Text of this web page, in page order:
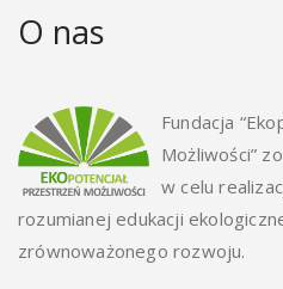
O nas
Fundacja
Możliwości”
w celu
rozumianej edukacji
zrównoważonego rozwoju.